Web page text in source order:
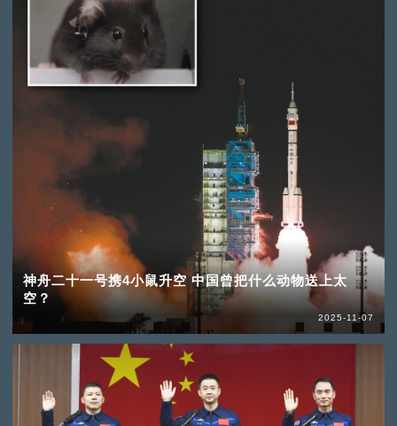
神舟二十一号携4小鼠升空 中国曾把什么动物送上太
空？
2025-11-07